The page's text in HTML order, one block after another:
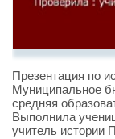
Презентация по
Муниципальное
средняя
Выполнила
учитель истории